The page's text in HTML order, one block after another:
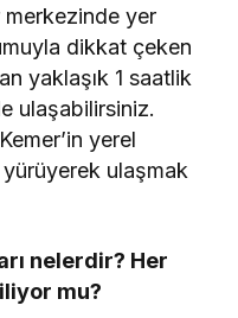
merkezinde yer
dikkat çeken
yaklaşık 1 saatlik
ulaşabilirsiniz.
yerel
yürüyerek ulaşmak
nelerdir? Her
mu?